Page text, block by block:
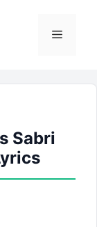
Menu
Sabri